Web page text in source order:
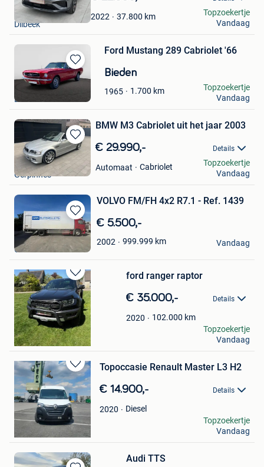
Mijn
Favorieten2022 37.800 km
Louis Vandenhoef
Dilbeek
Topzoekertje
Vandaag
Bewaren
in
Favorieten
Ford Mustang 289 Cabriolet '66
Bieden
1965 1.700 km
Sandro Spateri
La Louviere
Topzoekertje
Vandaag
Bewaren
in
Mijn
Favorieten
BMW M3 Cabriolet uit het jaar 2003
€ 29.990,- Details
Automaat Cabriolet
Mike
Gerpinnes
Topzoekertje
Vandaag
Bewaren
in
Mijn
Favorieten
VOLVO FM/FH 4x2 R7.1 - Ref. 1439
€ 5.500,-
2002 999.999 km
Jacalis NV
Oostrozebeke
Vandaag
Bewaren
in
Mijn
Favorieten
ford ranger raptor
€ 35.000,- Details
2020 102.000 km
Verkoop Eindhoven
Oud-Turnhout
Topzoekertje
Vandaag
Bewaren
in
Mijn
Favorieten
Topoccasie Renault Master L3 H2
€ 14.900,- Details
2020
Diesel
tomdek
Oostakker
Topzoekertje
Vandaag
Audi TTS